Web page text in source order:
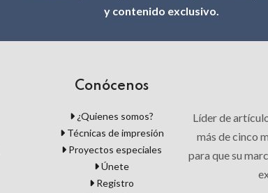
y contenido exclusivo.
Conócenos
¿Quienes somos?
Técnicas de impresión
Proyectos especiales
Únete
Registro
Líder de
más de cinco
para que su